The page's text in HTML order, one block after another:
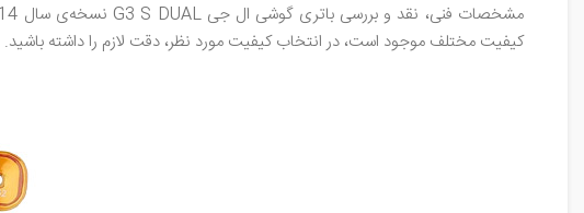
کیفیت مختلف موجود است، در انتخاب کیفیت مورد نظر، دقت لازم را داشته باشید.